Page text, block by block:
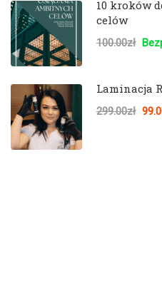
10 kroków
celów
100.00zł
Laminacja
299.00zł